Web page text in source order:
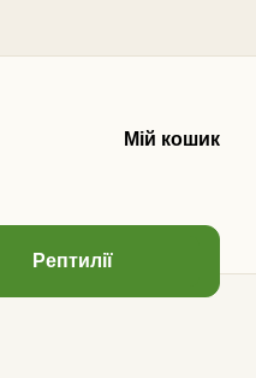
Мій кошик
Рептилії